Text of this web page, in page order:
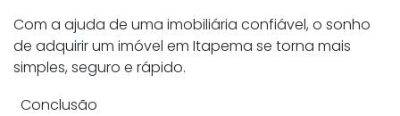
Com a ajuda de uma imobiliária confiável, o sonho
de adquirir um imóvel em Itapema se torna mais
simples, seguro e rápido.
Conclusão